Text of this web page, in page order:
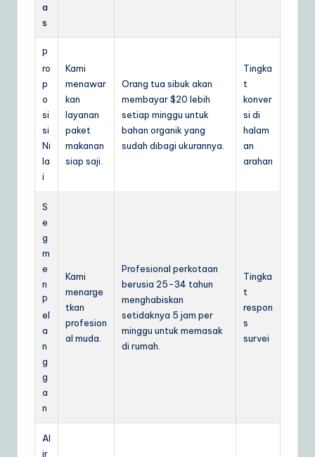
a
s
P
ro
p
o
si
si
Ni
la
i
Kami
menawar
kan
layanan
paket
makanan
siap saji.
Orang tua sibuk akan
membayar $20 lebih
setiap minggu untuk
bahan organik yang
sudah dibagi ukurannya.
Tingka
t
konver
si di
halam
an
arahan
S
e
g
m
e
n
P
el
a
n
g
g
a
n
Kami
menarge
tkan
profesion
al muda.
Profesional perkotaan
berusia 25-34 tahun
menghabiskan
setidaknya 5 jam per
minggu untuk memasak
di rumah.
Tingka
t
respon
s
survei
Al
ir